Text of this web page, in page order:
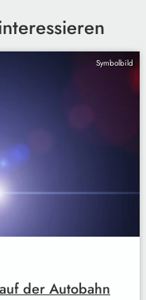
Symbolbild
der Autobahn